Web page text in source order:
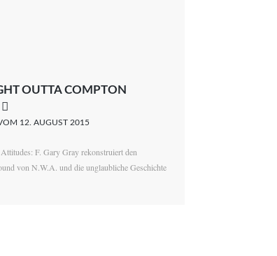
OUTTA COMPTON
12. AUGUST 2015
F. Gary Gray rekonstruiert den
von N.W.A. und die unglaubliche Geschichte